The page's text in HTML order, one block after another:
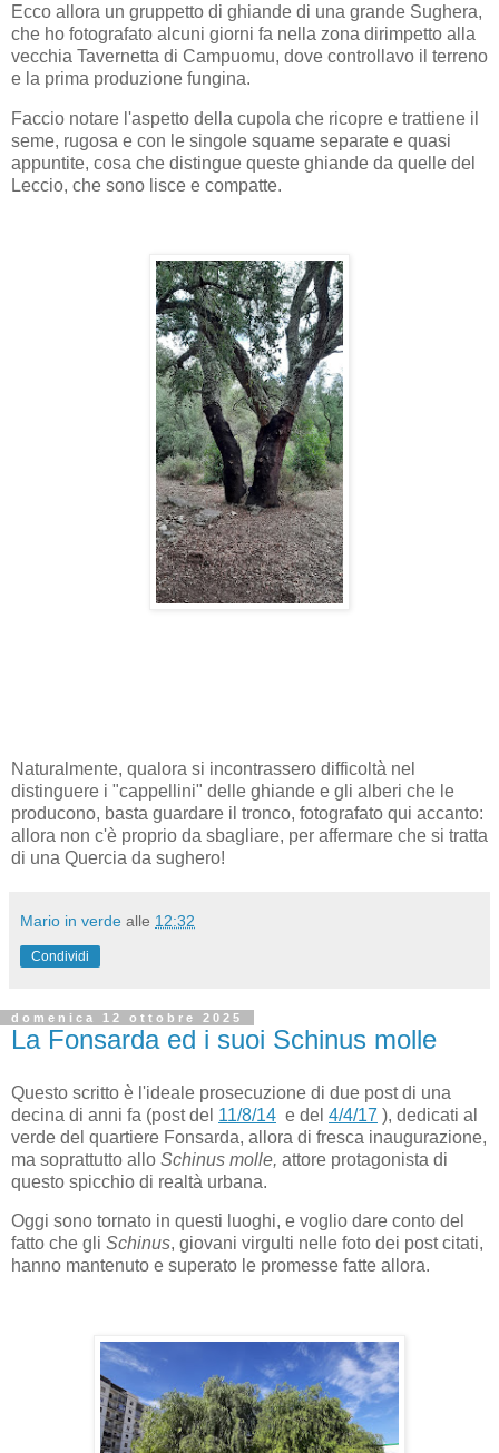
Ecco allora un gruppetto di ghiande di una grande Sughera,
che ho fotografato alcuni giorni fa nella zona dirimpetto alla
vecchia Tavernetta di Campuomu, dove controllavo il terreno
e la prima produzione fungina.
Faccio notare l'aspetto della cupola che ricopre e trattiene il
seme, rugosa e con le singole squame separate e quasi
appuntite, cosa che distingue queste ghiande da quelle del
Leccio, che sono lisce e compatte.
Naturalmente, qualora si incontrassero difficoltà nel
distinguere i "cappellini" delle ghiande e gli alberi che le
producono, basta guardare il tronco, fotografato qui accanto:
allora non c'è proprio da sbagliare, per affermare che si tratta
di una Quercia da sughero!
Mario in verde alle 12:32
Condividi
domenica 12 ottobre 2025
La Fonsarda ed i suoi Schinus molle
Questo scritto è l'ideale prosecuzione di due post di una
decina di anni fa (post del 11/8/14 e del 4/4/17 ), dedicati al
verde del quartiere Fonsarda, allora di fresca inaugurazione,
ma soprattutto allo Schinus molle, attore protagonista di
questo spicchio di realtà urbana.
Oggi sono tornato in questi luoghi, e voglio dare conto del
fatto che gli Schinus, giovani virgulti nelle foto dei post citati,
hanno mantenuto e superato le promesse fatte allora.